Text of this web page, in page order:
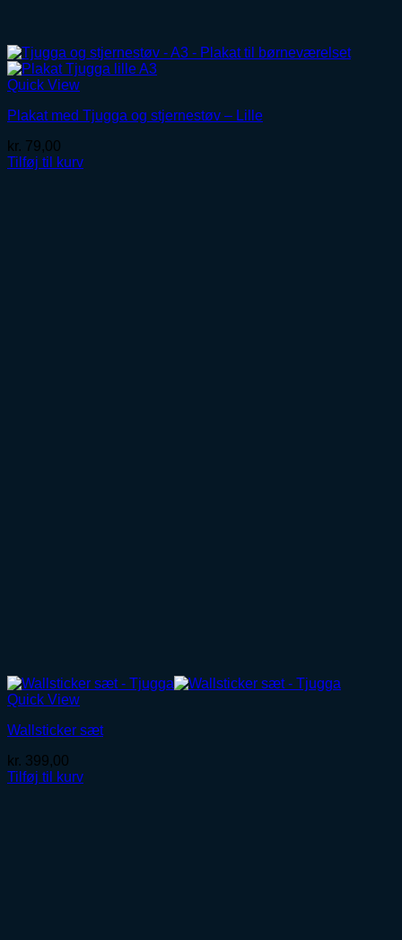
Quick View
Plakat med Tjugga og stjernestøv – Lille
kr. 79,00
Tilføj til kurv
Quick View
Wallsticker sæt
kr. 399,00
Tilføj til kurv